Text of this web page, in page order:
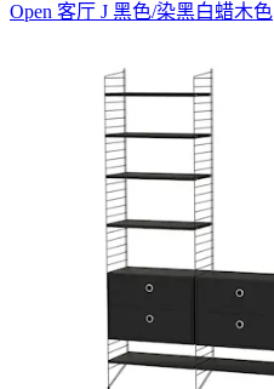
Open 客厅 J 黑色/染黑白蜡木色